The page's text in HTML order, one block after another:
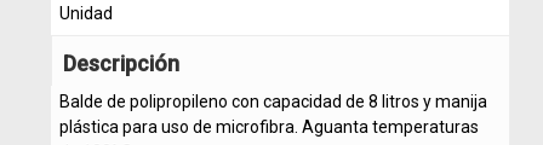
Unidad
Descripción
Balde de polipropileno con capacidad de 8 litros y manija
plástica para uso de microfibra. Aguanta temperaturas